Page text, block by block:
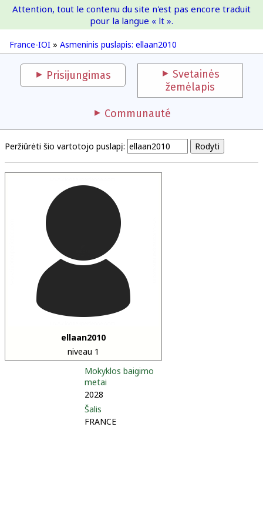
France-IOI
France-IOI » Asmeninis puslapis: ellaan2010
Attention, tout le contenu du site n'est pas encore traduit
pour la langue « lt ».
Prisijungimas
Svetainės
žemėlapis
Communauté
Peržiūrėti šio vartotojo puslapį:
ellaan2010
niveau 1
Mokyklos baigimo
metai
2028
Šalis
FRANCE